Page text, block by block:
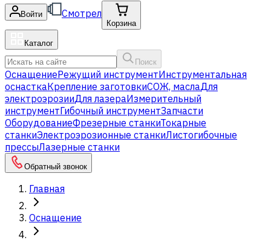
Войти Смотрел
Корзина
Каталог
Поиск
ОснащениеРежущий инструментИнструментальная
оснасткаКрепление заготовкиСОЖ, маслаДля
электроэрозииДля лазераИзмерительный
инструментГибочный инструментЗапчасти
ОборудованиеФрезерные станкиТокарные
станкиЭлектроэрозионные станкиЛистогибочные
прессыЛазерные станки
Обратный звонок
Главная
Оснащение